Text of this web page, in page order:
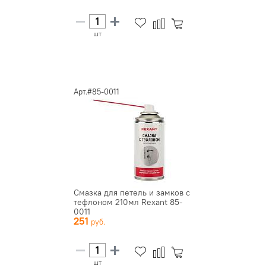
шт
Арт.#85-0011
Смазка для петель и замков с
тефлоном 210мл Rexant 85-
0011
251
шт